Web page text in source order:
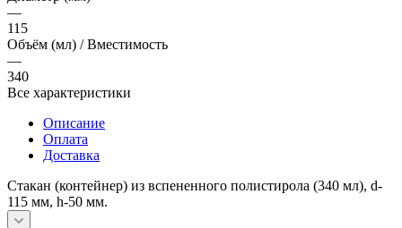
—
115
Объём (мл) / Вместимость
—
340
Все характеристики
Описание
Оплата
Доставка
Стакан (контейнер) из вспененного полистирола (340 мл), d-
115 мм, h-50 мм.